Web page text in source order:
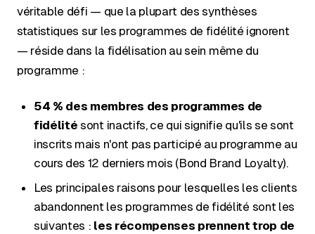
véritable défi — que la plupart des synthèses
statistiques sur les programmes de fidélité ignorent
— réside dans la fidélisation au sein même du
programme :
54 % des membres des programmes de
fidélité sont inactifs, ce qui signifie qu'ils se sont
inscrits mais n'ont pas participé au programme au
cours des 12 derniers mois (Bond Brand Loyalty).
Les principales raisons pour lesquelles les clients
abandonnent les programmes de fidélité sont les
suivantes : les récompenses prennent trop de